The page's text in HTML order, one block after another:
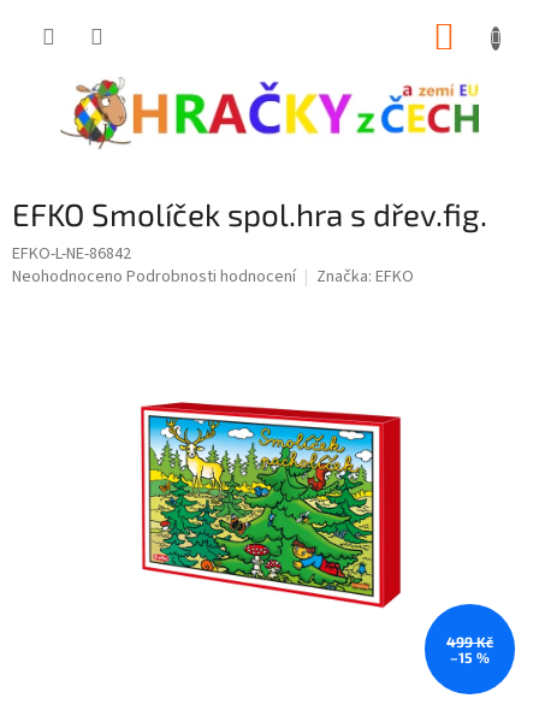
EFKO Smolíček spol.hra s dřev.fig.
EFKO-L-NE-86842
Průměrné
Neohodnoceno Podrobnosti hodnocení Značka: EFKO
499 Kč
–15 %